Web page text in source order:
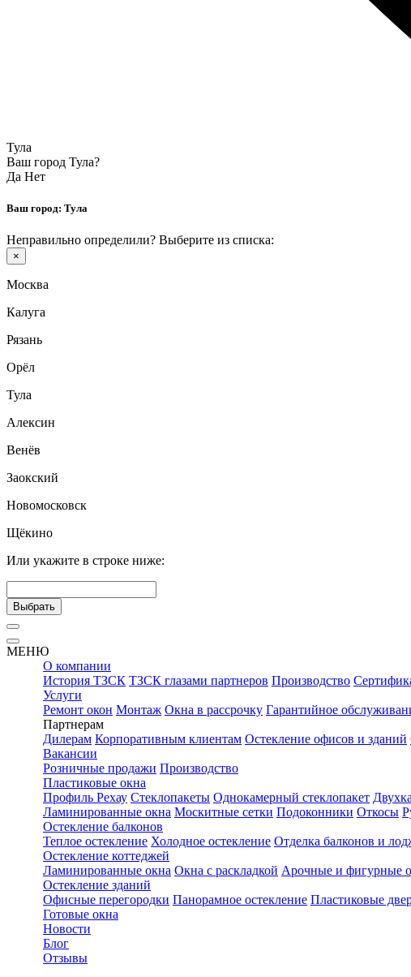
Тула
Ваш город Тула?
Да Нет
Ваш город: Тула
Неправильно определили? Выберите из списка:
×
Москва
Калуга
Рязань
Орёл
Тула
Алексин
Венёв
Заокский
Новомосковск
Щёкино
Или укажите в строке ниже:
Выбрать
МЕНЮ
О компании
История ТЗСК ТЗСК глазами партнеров Производство
Услуги
Ремонт окон Монтаж Окна в рассрочку Гарантийное
Партнерам
Дилерам Корпоративным клиентам Остекление офисов и зданий
Вакансии
Розничные продажи Производство
Пластиковые окна
Профиль Рехау Стеклопакеты Однокамерный стеклопакет
Ламинированные окна Москитные сетки Подоконники Откосы
Остекление балконов
Теплое остекление Холодное остекление Отделка балконов и
Остекление коттеджей
Ламинированные окна Окна с раскладкой Арочные и фигурные
Остекление зданий
Офисные перегородки Панорамное остекление Пластиковые
Готовые окна
Новости
Блог
Отзывы